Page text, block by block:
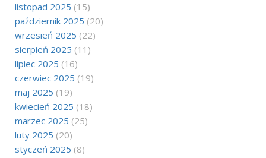
listopad 2025 (15)
październik 2025 (20)
wrzesień 2025 (22)
sierpień 2025 (11)
lipiec 2025 (16)
czerwiec 2025 (19)
maj 2025 (19)
kwiecień 2025 (18)
marzec 2025 (25)
luty 2025 (20)
styczeń 2025 (8)